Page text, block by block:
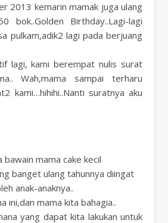
2013 kemarin mamak juga ulang
bok..Golden Birthday..Lagi-lagi
pulkam,adik2 lagi pada berjuang
lagi, kami berempat nulis surat
Wah,mama sampai terharu
kami…hihihi..Nanti suratnya aku
bawain mama cake kecil
banget ulang tahunnya diingat
anak-anaknya..
ini,dan mama kita bahagia..
yang dapat kita lakukan untuk